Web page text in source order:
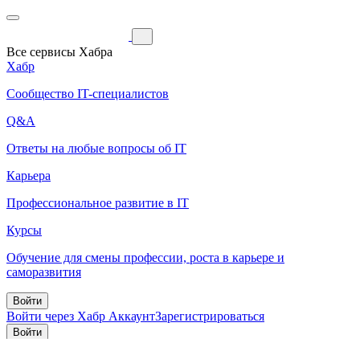
Все сервисы Хабра
Хабр
Сообщество IT-специалистов
Q&A
Ответы на любые вопросы об IT
Карьера
Профессиональное развитие в IT
Курсы
Обучение для смены профессии, роста в карьере и
саморазвития
Войти
Войти через Хабр АккаунтЗарегистрироваться
Войти